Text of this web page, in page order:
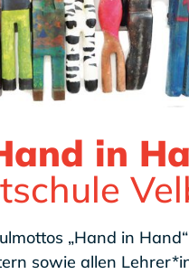
in
„Hand in
sowie allen